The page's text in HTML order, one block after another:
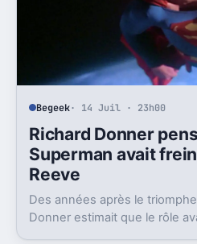
Begeek· 14 Juil · 23h00
Richard Donner
Superman avait
Reeve
Des années après le
Donner estimait que le rôle